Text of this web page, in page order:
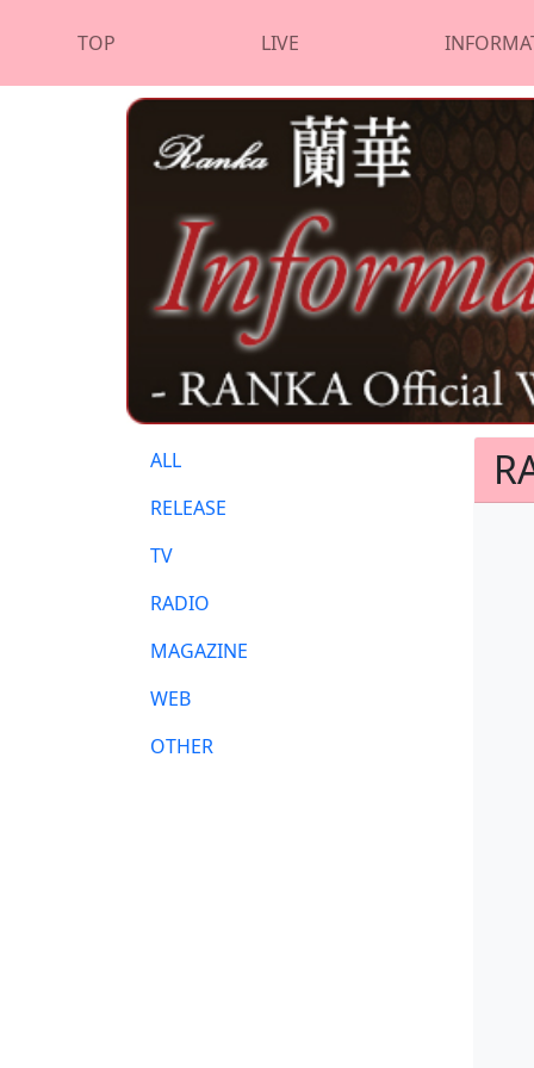
TOP LIVE
ALL
RELEASE
TV
RADIO
MAGAZINE
WEB
OTHER